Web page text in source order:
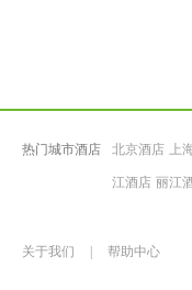
热门城市酒店 北京酒店 上
江酒店 丽江
关于我们
帮助中心